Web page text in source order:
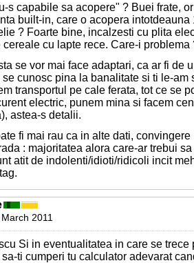
s capabile sa acopere" ? Buei frate,
built-in, care o acopera intotdeauna
? Foarte bine, incalzesti cu plita
cu lapte rece. Care-i problema
se vor mai face adaptari, ca ar fi de
se cunosc pina la banalitate si ti le-am
transportul pe cale ferata, tot ce se
electric, punem mina si facem
astea-s detalii.
fi mai rau ca in alte dati,
: majoritatea alora care-ar trebui
atit de indolenti/idioti/ridicoli incit
2011
Si in eventualitatea in care se trece
ti cumperi tu calculator adevarat